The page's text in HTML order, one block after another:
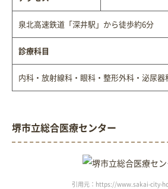
泉北高速鉄道「深井駅」から徒歩約6分
診療科目
内科・放射線科・眼科・整形外科・泌尿
堺市立総合医療センター
引用元：https://www.sakai-city-